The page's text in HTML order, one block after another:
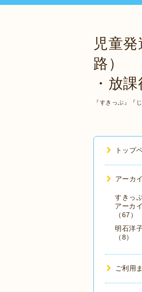
児童
路）
・放
『すきっぷ』『
トップ
アーカ
すきっ
アーカ
（67）
明石洋
（8）
ご利用